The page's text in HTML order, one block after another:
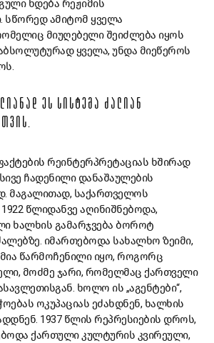
ხდება რეჟიმის
სწორედ ამიტომ ყველა
მიუღებელი შეიძლება იყოს
ყველა, უნდა მიეწეროს
ᲔᲡ ᲡᲘᲡᲢᲔᲛᲐ ᲫᲐᲚᲘᲐᲜ
რეინტერპრეტაციას ხშირად
ჩადენილი დანაშაულების
მაგალითად, საქართველოს
წლიდანვე აღინიშნებოდა,
ხალხის გამარჯვება ბოროტ
იმართებოდა სახალხო ზეიმი,
წარმოჩენილი იყო, როგორც
მოძმე ჯარი, რომელმაც ქართველი
ხოლო ის „აგენტები“,
ოკუპაციას ეძახდნენ, ხალხის
1937 წლის რეპრესიების დროს,
ქართული კულტურის კვირეული,